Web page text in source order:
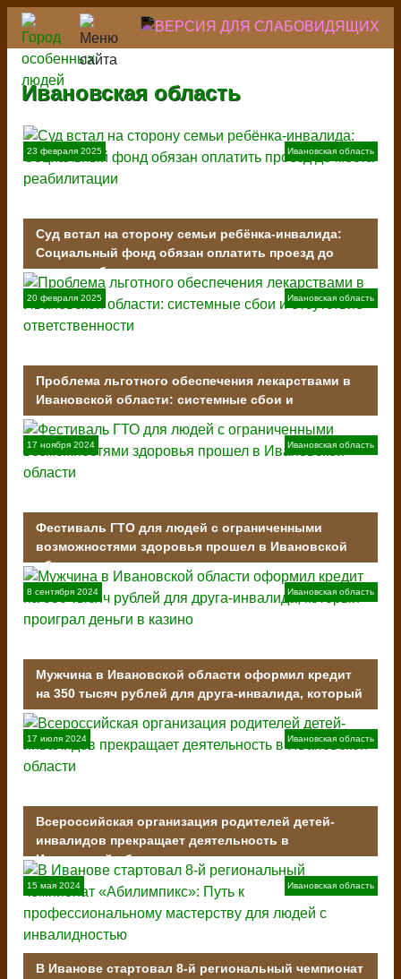
Перейти
основному
содержанию
Ивановская область
Ивановская область
23 февраля 2025
Суд встал на сторону семьи ребёнка-инвалида:
Социальный фонд обязан оплатить проезд до
места реабилитации
Ивановская область
20 февраля 2025
Проблема льготного обеспечения лекарствами в
Ивановской области: системные сбои и
отсутствие ответственности
Ивановская область
17 ноября 2024
Фестиваль ГТО для людей с ограниченными
возможностями здоровья прошел в Ивановской
области
Ивановская область
8 сентября 2024
Мужчина в Ивановской области оформил кредит
на 350 тысяч рублей для друга-инвалида, который
проиграл деньги в казино
Ивановская область
17 июля 2024
Всероссийская организация родителей детей-
инвалидов прекращает деятельность в
Ивановской области
Ивановская область
15 мая 2024
В Иванове стартовал 8-й региональный чемпионат